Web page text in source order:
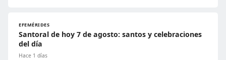
EFEMÉRIDES
Santoral de hoy 7 de agosto: santos y celebraciones
del día
Hace 1 días